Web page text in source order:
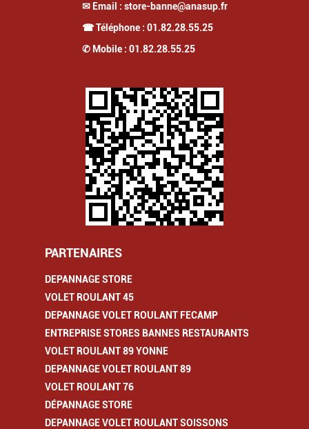
✉ Email : store-banne@anasup.fr
☎ Téléphone : 01.82.28.55.25
✆ Mobile : 01.82.28.55.25
PARTENAIRES
DEPANNAGE STORE
VOLET ROULANT 45
DEPANNAGE VOLET ROULANT FECAMP
ENTREPRISE STORES BANNES RESTAURANTS
VOLET ROULANT 89 YONNE
DEPANNAGE VOLET ROULANT 89
VOLET ROULANT 76
DÉPANNAGE STORE
DEPANNAGE VOLET ROULANT SOISSONS